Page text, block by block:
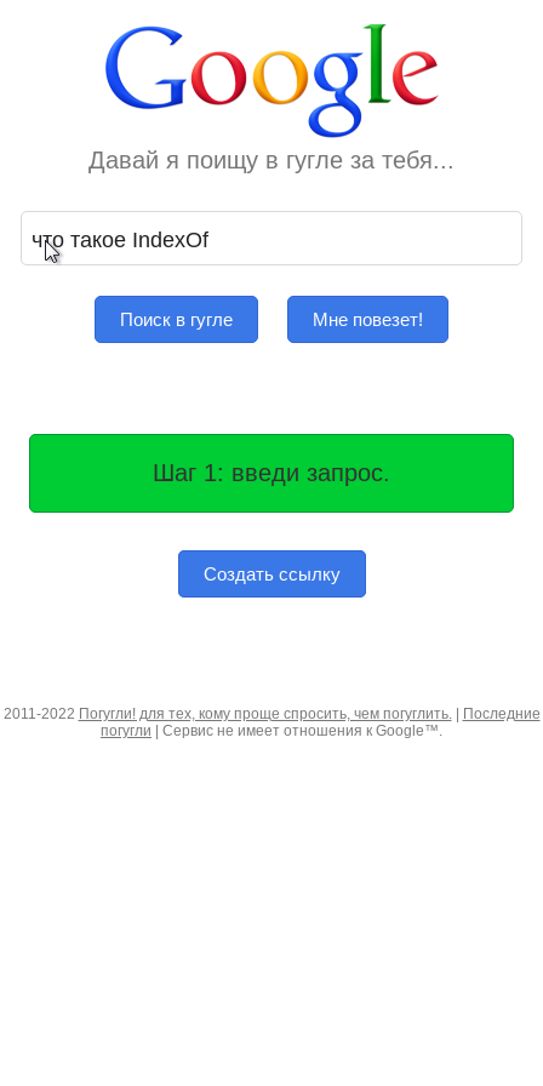
Давай я поищу в гугле за тебя...
Поиск в гугле Мне повезет!
Шаг 1: введи запрос.
Создать ссылку
2011-2022 Погугли! для тех, кому проще спросить, чем погуглить.|
Последние
погугли | Сервис не имеет отношения к Google™.